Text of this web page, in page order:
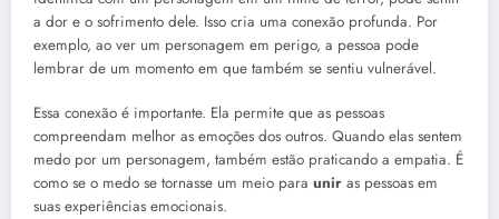
a dor e o sofrimento dele. Isso cria uma conexão profunda. Por
exemplo, ao ver um personagem em perigo, a pessoa pode
lembrar de um momento em que também se sentiu vulnerável.
Essa conexão é importante. Ela permite que as pessoas
compreendam melhor as emoções dos outros. Quando elas sentem
medo por um personagem, também estão praticando a empatia. É
como se o medo se tornasse um meio para unir as pessoas em
suas experiências emocionais.